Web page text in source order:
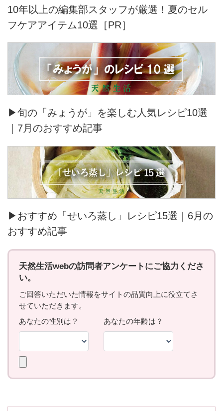
10年以上の編集部スタッフが厳選！夏のセル
フケアアイテム10選［PR］
▶旬の「みょうが」を楽しむ人気レシピ10選
｜7月のおすすめ記事
▶おすすめ「せいろ蒸し」レシピ15選｜6月の
おすすめ記事